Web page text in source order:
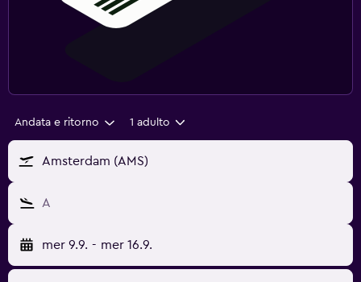
Andata e ritorno 1 adulto
Amsterdam (AMS)
A
mer 9.9. - mer 16.9.